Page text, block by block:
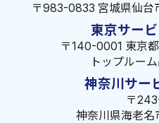
〒983-0833 宮城県仙台
東京サー
〒140-0001 東京
トップルー
神奈川サー
〒
神奈川県海老名